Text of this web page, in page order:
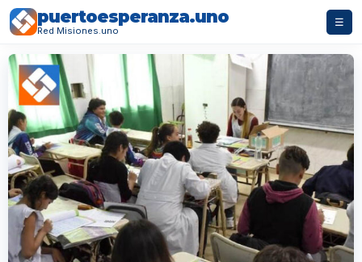
puertoesperanza.uno
Red Misiones.uno
☰